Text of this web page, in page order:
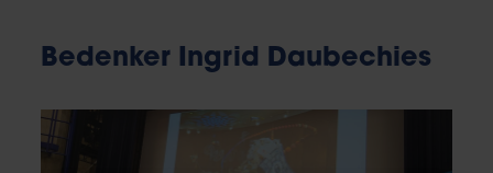
Bedenker Ingrid Daubechies